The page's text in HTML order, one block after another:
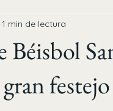
Béisbol
festejo
1 min de lectura